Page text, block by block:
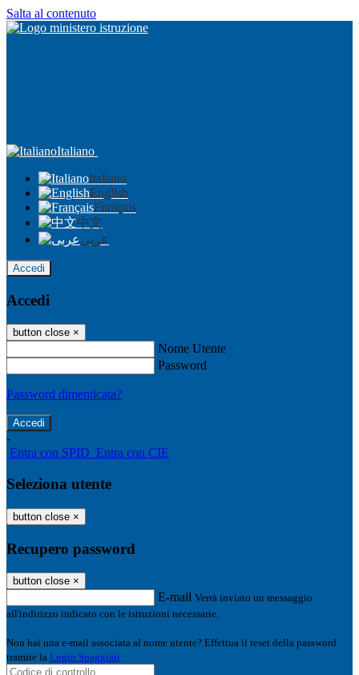
Salta al contenuto
Italiano
Italiano
English
Français
中文
عربى
Accedi
Accedi
button close ×
Nome Utente
Password
Password dimenticata?
-
Entra con SPID Entra con CIE
Seleziona utente
button close ×
Recupero password
button close ×
E-mail Verrà inviato un messaggio
all'indirizzo indicato con le istruzioni necessarie.
Non hai una e-mail associata al nome utente? Effettua il reset della password
tramite la Login Spaggiari